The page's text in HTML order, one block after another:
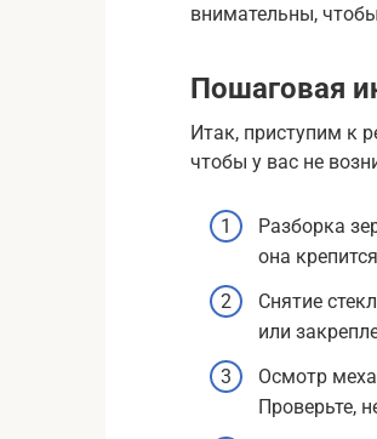
внимательны,
Пошаговая
Итак, приступим к
чтобы у вас не
Разборка
она
Снятие
или
Осмотр
Проверьте,